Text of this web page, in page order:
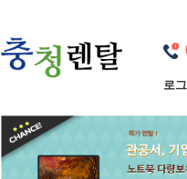
로